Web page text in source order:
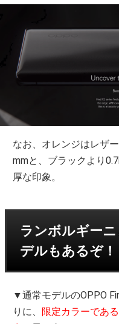
なお、オレンジはレザ
mmと、ブラックより
厚な印象。
ランボルギー
デルもあるぞ！
▼通常モデルのOPPO
りに、 限定カラーであ